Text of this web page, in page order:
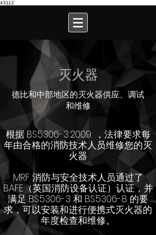
43112
灭火器
德比和中部地区的灭火器供应、调试
和维修
根据 BS5306-3:2009. ，法律要求每
年由合格的消防技术人员维修您的灭
火器
MRF 消防与安全技术人员通过了
BAFE（英国消防设备认证）认证，并
满足 BS5306-3 和 BS5306-8 的要
求，可以安装和进行便携式灭火器的
年度检查和维修。